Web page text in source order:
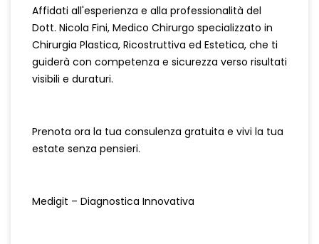
Affidati all'esperienza e alla professionalità del
Dott. Nicola Fini, Medico Chirurgo specializzato in
Chirurgia Plastica, Ricostruttiva ed Estetica, che ti
guiderà con competenza e sicurezza verso risultati
visibili e duraturi.
Prenota ora la tua consulenza gratuita e vivi la tua
estate senza pensieri.
Medigit – Diagnostica Innovativa